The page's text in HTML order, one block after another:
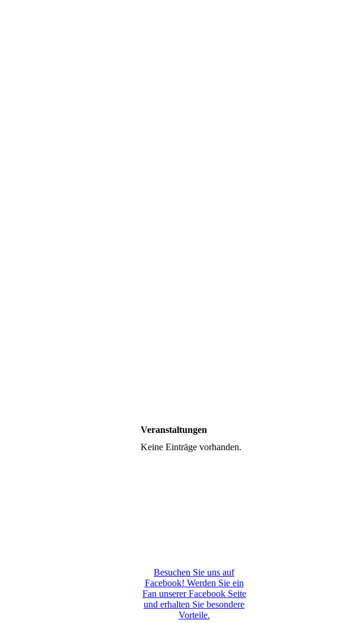
Veranstaltungen
Keine Einträge vorhanden.
Besuchen Sie uns auf
Facebook! Werden Sie ein
Fan unserer Facebook Seite
und erhalten Sie besondere
Vorteile.